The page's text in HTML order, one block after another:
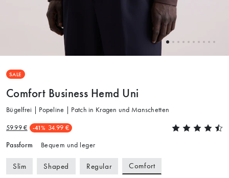
SALE
Comfort Business Hemd Uni
Bügelfrei | Popeline | Patch in Kragen und Manschetten
59.99 € -41% 34.99 €
Passform Bequem und leger
Slim Shaped Regular Comfort